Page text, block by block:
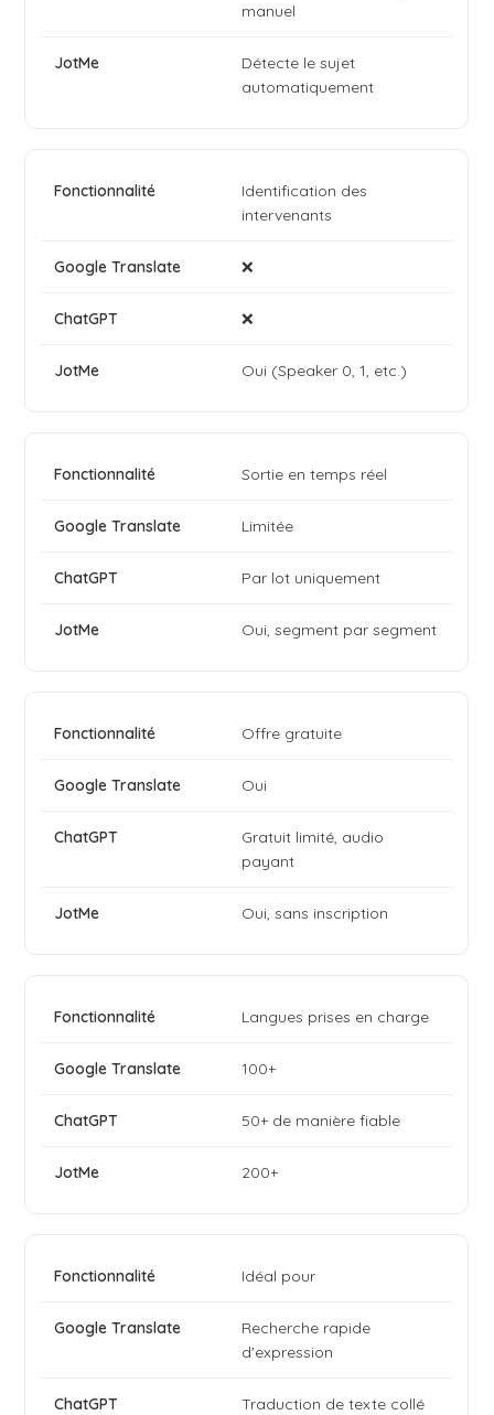
manuel
Détecte le sujet
automatiquement
Identification des
intervenants
❌
❌
Oui (Speaker 0, 1, etc.)
Sortie en temps réel
Limitée
Par lot uniquement
Oui, segment par segment
Offre gratuite
Oui
Gratuit limité, audio
payant
Oui, sans inscription
Langues prises en charge
100+
50+ de manière fiable
200+
Idéal pour
Recherche rapide
d'expression
Traduction de texte collé